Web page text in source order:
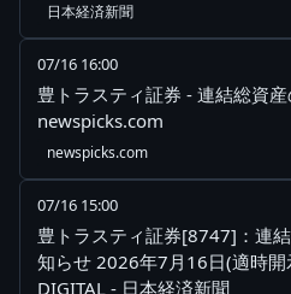
日本経済新聞
07/16 16:00
豊トラスティ証券 - 連結総資
newspicks.com
newspicks.com
07/16 15:00
豊トラスティ証券[8747]：連
知らせ 2026年7月16日(適時開
DIGITAL - 日本経済新聞